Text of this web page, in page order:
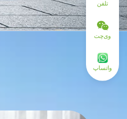
تلفن
وی‌چت
واتساپ